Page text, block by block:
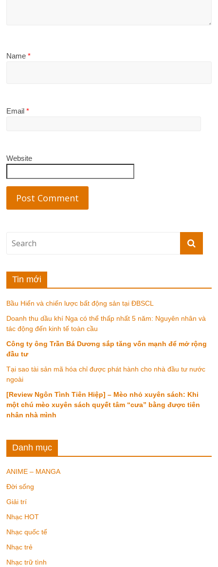
Name*
Email*
Website
Tin mới
Bầu Hiển và chiến lược bất động sản tại ĐBSCL
Doanh thu dầu khí Nga có thể thấp nhất 5 năm: Nguyên nhân và
tác động đến kinh tế toàn cầu
Công ty ông Trần Bá Dương sắp tăng vốn mạnh để mở rộng
đầu tư
Tại sao tài sản mã hóa chỉ được phát hành cho nhà đầu tư nước
ngoài
[Review Ngôn Tình Tiên Hiệp] – Mèo nhỏ xuyên sách: Khi
một chú mèo xuyên sách quyết tâm “cưa” bằng được tiên
nhân nhà mình
Danh mục
ANIME – MANGA
Đời sống
Giải trí
Nhạc HOT
Nhạc quốc tế
Nhạc trẻ
Nhạc trữ tình